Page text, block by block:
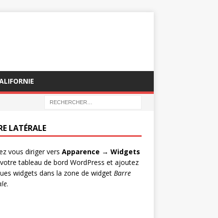
LATÉRALE
vous diriger vers Apparence → Widgets
tableau de bord WordPress et ajoutez
widgets dans la zone de widget Barre
.